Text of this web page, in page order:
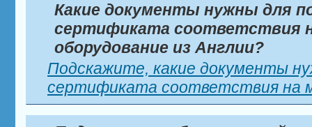
Какие документы нужны для
сертификата соответствия
оборудование из Англии?
Подскажите, какие документы
сертификата соответствия на